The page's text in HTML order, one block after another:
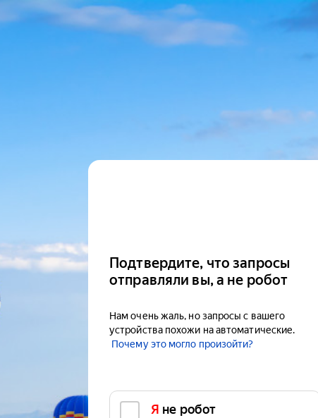
Подтвердите, что запросы
отправляли вы, а не робот
Нам очень жаль, но запросы с вашего
устройства похожи на автоматические.
Почему это могло произойти?
Я не робот